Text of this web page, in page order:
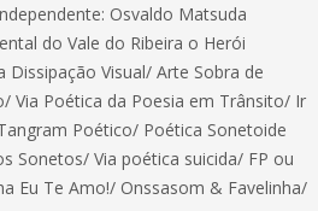
Osvaldo Matsuda
do Vale do Ribeira o Herói
Dissipação Visual/ Arte Sobra de
Via Poética da Poesia em Trânsito/ Ir
Poético/ Poética Sonetoide
Sonetos/ Via poética suicida/ FP ou
Eu Te Amo!/ Onssasom & Favelinha/